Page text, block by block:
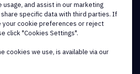
Inc. Alle rechten voorbehouden.
Productivity Platform, Nitro PDF Pro, Nitro
usage, and assist in our marketing
specific data with third parties. If
your cookie preferences or reject
click "Cookies Settings".
cookies we use, is available via our